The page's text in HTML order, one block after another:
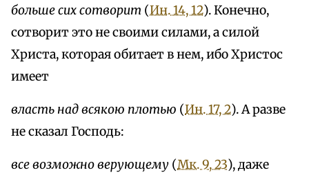
больше сих сотворит (Ин. 14, 12). Конечно,
сотворит это не своими силами, а силой
Христа, которая обитает в нем, ибо Христос
имеет
власть над всякою плотью (Ин. 17, 2). А разве
не сказал Господь:
все возможно верующему (Мк. 9, 23), даже